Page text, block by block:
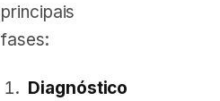
principais
fases:
Diagnóstico